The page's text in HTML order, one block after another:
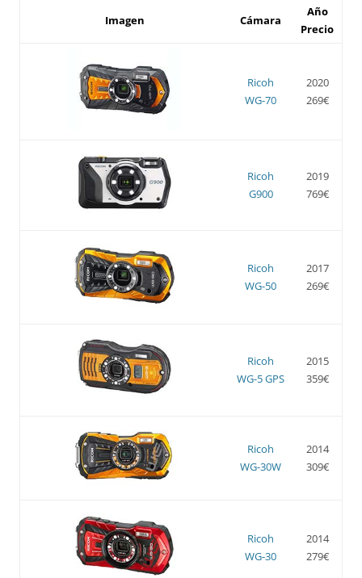
Imagen Cámara
Año
Precio
Ricoh
WG-70
2020
269€
Ricoh
G900
2019
769€
Ricoh
WG-50
2017
269€
Ricoh
WG-5 GPS
2015
359€
Ricoh
WG-30W
2014
309€
Ricoh
WG-30
2014
279€